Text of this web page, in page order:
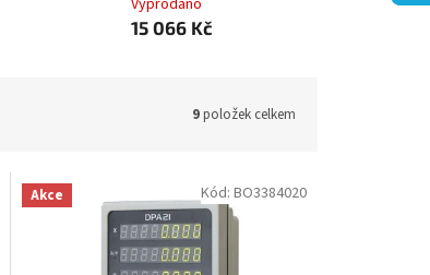
Vyprodáno
15 066 Kč
9položek celkem
Akce Kód: BO3384020